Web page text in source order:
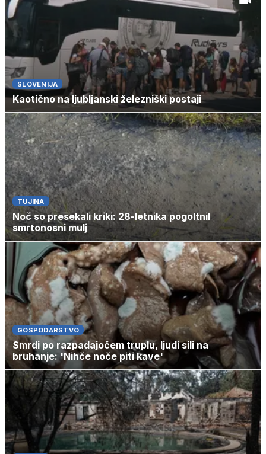
SLOVENIJA
Kaotično na ljubljanski železniški postaji
TUJINA
Noč so presekali kriki: 28-letnika pogoltnil
smrtonosni mulj
GOSPODARSTVO
Smrdi po razpadajočem truplu, ljudi sili na
bruhanje: 'Nihče noče piti kave'